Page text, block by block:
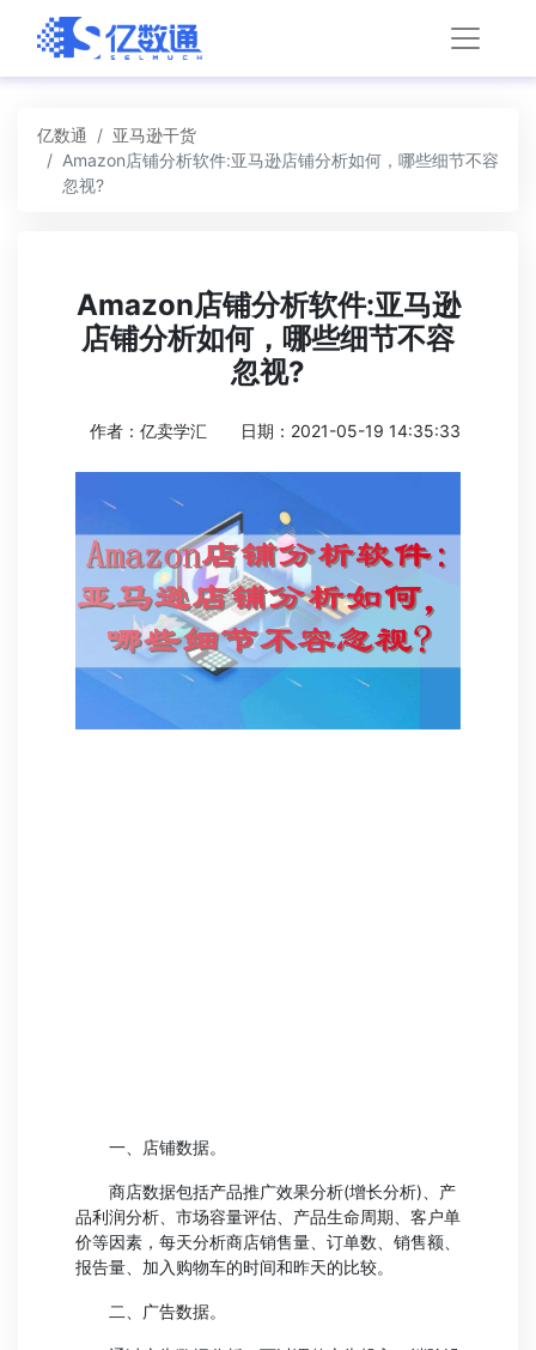
亿数通
亚马逊干货
Amazon店铺分析软件:亚马逊店铺分析如何，哪些细节不容
忽视?
Amazon店铺分析软件:亚马逊
店铺分析如何，哪些细节不容
忽视?
作者：亿卖学汇 日期：2021-05-19 14:35:33
一、店铺数据。
商店数据包括产品推广效果分析(增长分析)、产
品利润分析、市场容量评估、产品生命周期、客户单
价等因素，每天分析商店销售量、订单数、销售额、
报告量、加入购物车的时间和昨天的比较。
二、广告数据。